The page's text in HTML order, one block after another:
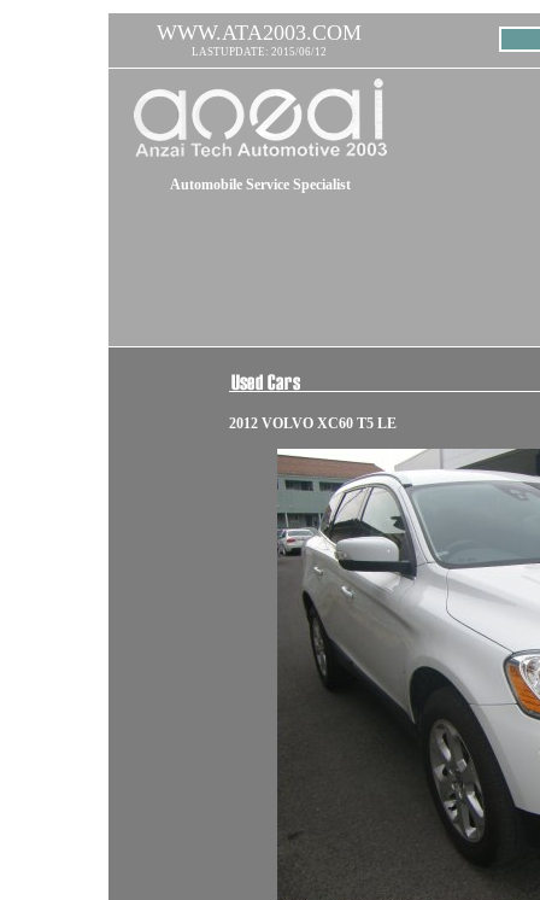
WWW.ATA2003.COM
LASTUPDATE: 2015/06/12
Automobile Service Specialist
2012 VOLVO XC60 T5 LE